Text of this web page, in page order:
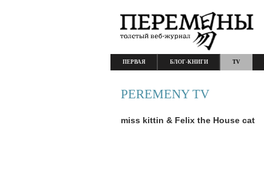
ПЕРВАЯ БЛОГ-КНИГИ TV
PEREMENY TV
miss kittin & Felix the House cat